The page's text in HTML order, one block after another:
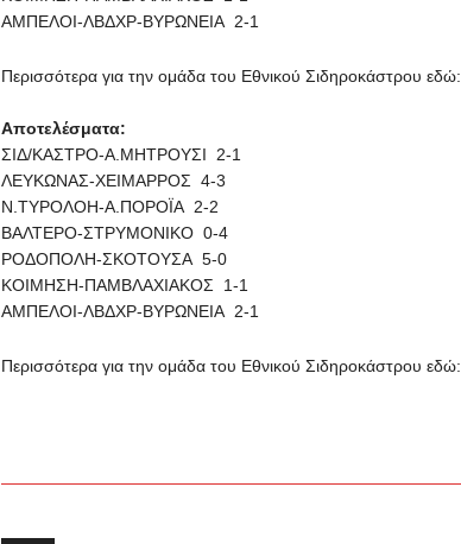
ΑΜΠΕΛΟΙ-ΛΒΔXΡ-ΒΥΡΩΝΕΙΑ 2-1
Περισσότερα για την ομάδα του Εθνικού Σιδηροκάστρου εδώ:
Αποτελέσματα:
ΣΙΔ/ΚΑΣΤΡΟ-Α.ΜΗΤΡΟΥΣΙ 2-1
ΛΕΥΚΩΝΑΣ-ΧΕΙΜΑΡΡΟΣ 4-3
Ν.ΤΥΡΟΛΟΗ-Α.ΠΟΡΟΪΑ 2-2
ΒΑΛΤΕΡΟ-ΣΤΡΥΜΟΝΙΚΟ 0-4
ΡΟΔΟΠΟΛΗ-ΣΚΟΤΟΥΣΑ 5-0
ΚΟΙΜΗΣΗ-ΠΑΜΒΛΑΧΙΑΚΟΣ 1-1
ΑΜΠΕΛΟΙ-ΛΒΔXΡ-ΒΥΡΩΝΕΙΑ 2-1
Περισσότερα για την ομάδα του Εθνικού Σιδηροκάστρου εδώ: